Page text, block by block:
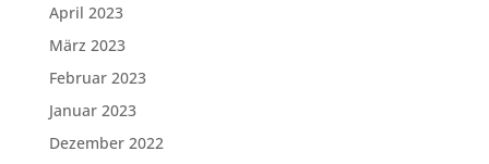
April 2023
März 2023
Februar 2023
Januar 2023
Dezember 2022